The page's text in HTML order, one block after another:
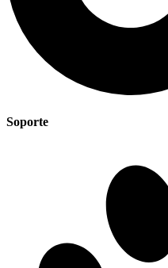
Soporte